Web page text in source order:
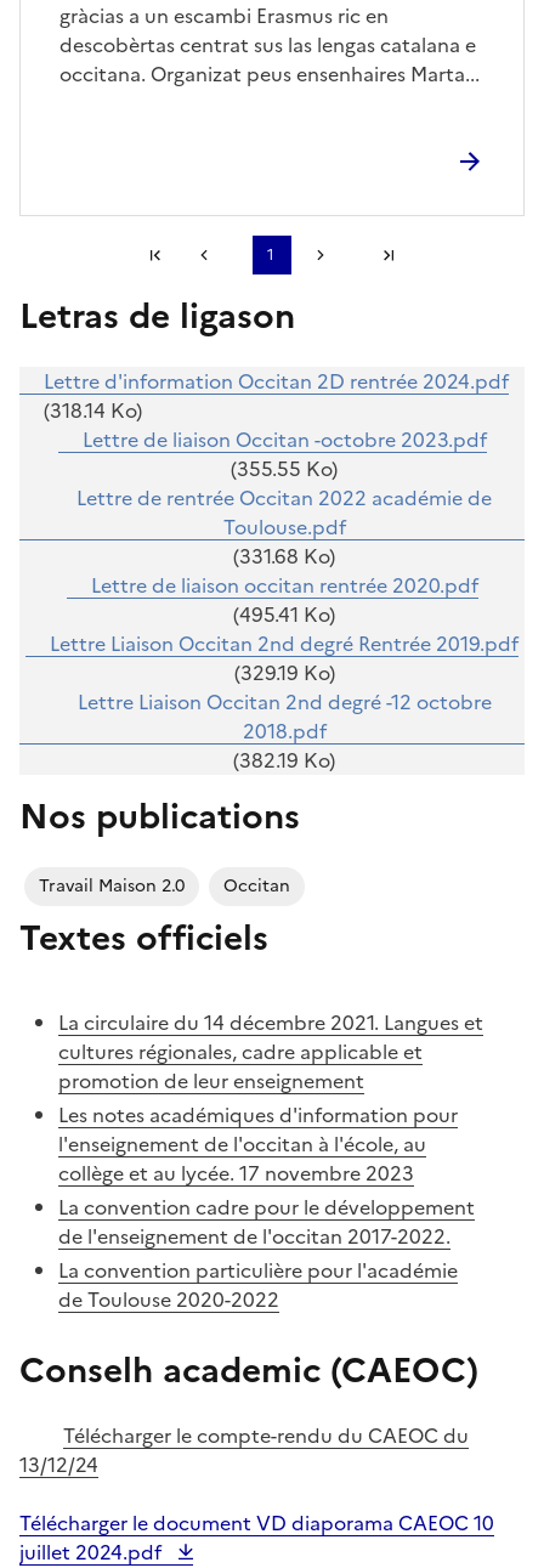
gràcias a un escambi Erasmus ric en
descobèrtas centrat sus las lengas catalana e
occitana. Organizat peus ensenhaires Marta...
Première page
Page précédente
1
Page suivanteDernière page
S'abonner à Accordéon
Letras de ligason
Lettre d'information Occitan 2D rentrée 2024.pdf
(318.14 Ko)
Lettre de liaison Occitan -octobre 2023.pdf
(355.55 Ko)
Lettre de rentrée Occitan 2022 académie de
Toulouse.pdf
(331.68 Ko)
Lettre de liaison occitan rentrée 2020.pdf
(495.41 Ko)
Lettre Liaison Occitan 2nd degré Rentrée 2019.pdf
(329.19 Ko)
Lettre Liaison Occitan 2nd degré -12 octobre
2018.pdf
(382.19 Ko)
Nos publications
Travail Maison 2.0 Occitan
Textes officiels
La circulaire du 14 décembre 2021. Langues et
cultures régionales, cadre applicable et
promotion de leur enseignement
Les notes académiques d'information pour
l'enseignement de l'occitan à l'école, au
collège et au lycée. 17 novembre 2023
La convention cadre pour le développement
de l'enseignement de l'occitan 2017-2022.
La convention particulière pour l'académie
de Toulouse 2020-2022
Conselh academic (CAEOC)
Télécharger le compte-rendu du CAEOC du
13/12/24
Télécharger le document VD diaporama CAEOC 10
juillet 2024.pdf